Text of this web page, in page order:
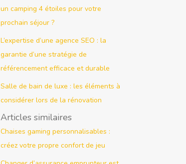
un camping 4 étoiles pour votre
prochain séjour ?
L’expertise d’une agence SEO : la
garantie d’une stratégie de
référencement efficace et durable
Salle de bain de luxe : les éléments à
considérer lors de la rénovation
Articles similaires
Chaises gaming personnalisables :
créez votre propre confort de jeu